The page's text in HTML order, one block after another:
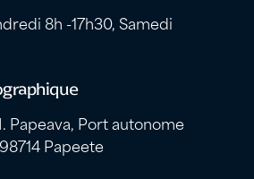
8h -17h30, Samedi
Papeava, Port autonome
Papeete